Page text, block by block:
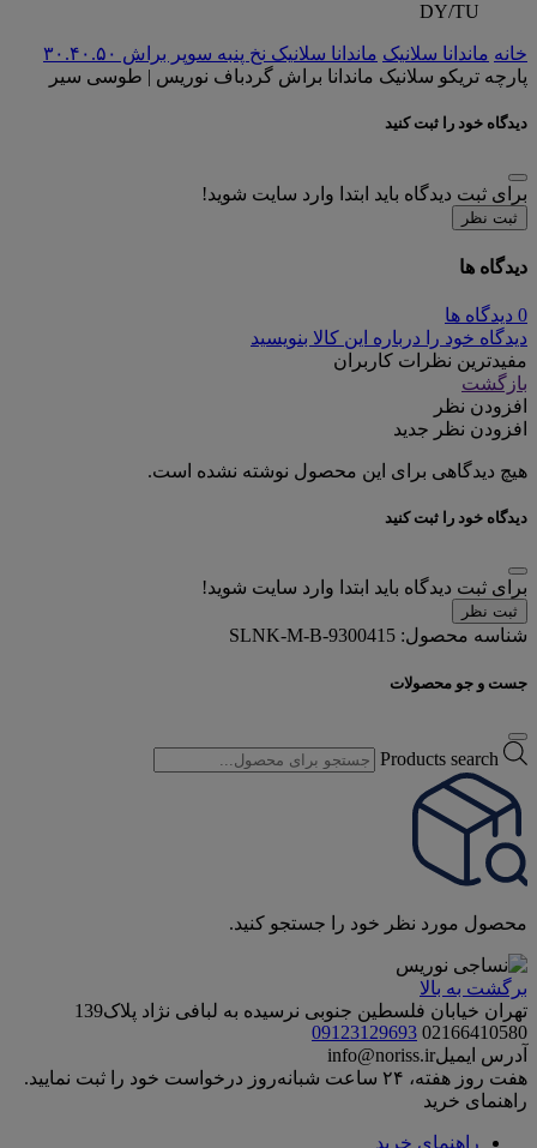
DY/TU
خانه ماندانا سلانیک ماندانا سلانیک نخ پنبه سوپر براش ۳۰.۴۰.۵۰
پارچه تریکو سلانیک ماندانا براش گردباف نوریس | طوسی سیر
دیدگاه خود را ثبت کنید
برای ثبت دیدگاه باید ابتدا وارد سایت شوید!
ثبت نظر
دیدگاه ها
0 دیدگاه ها
دیدگاه خود را درباره این کالا بنویسید
مفیدترین نظرات کاربران
بازگشت
افزودن نظر
افزودن نظر جدید
هیچ دیدگاهی برای این محصول نوشته نشده است.
دیدگاه خود را ثبت کنید
برای ثبت دیدگاه باید ابتدا وارد سایت شوید!
ثبت نظر
شناسه محصول: SLNK-M-B-9300415
جست و جو محصولات
Products search
محصول مورد نظر خود را جستجو کنید.
برگشت به بالا
تهران خیابان فلسطین جنوبی نرسیده به لبافی نژاد پلاک139
02166410580
09123129693
آدرس ایمیلinfo@noriss.ir
هفت روز هفته، ۲۴ ساعت شبانه‌روز درخواست خود را ثبت نمایید.
راهنمای خرید
راهنمای خرید